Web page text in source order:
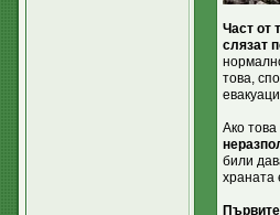
Част от
слязат
това,
Ако
били
храната